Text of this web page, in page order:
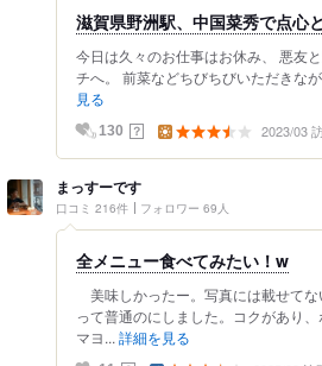
滋賀県野洲駅、中国菜秀で点心
今日は久々のお仕事はお休み、 悪友
チへ。 前菜などちびちびいただきな
見る
130 ？ 2023/03
まっすーです
口コミ 216件 フォロワー 69人
全メニュー食べてみたい！w
美味しかったー。写真には載せて
って普通のにしました。コクがあ
マヨ... 詳細を見る